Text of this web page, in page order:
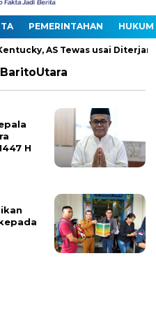
PEMERINTAHAN HUKUM
AS Tewas usai Diterjang
H